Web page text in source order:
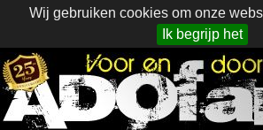
Wij gebruiken cookies om onze
Ik begrijp het